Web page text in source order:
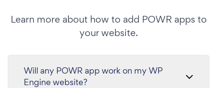
Learn more about how to add POWR apps to
your website.
Will any POWR app work on my WP
Engine website?